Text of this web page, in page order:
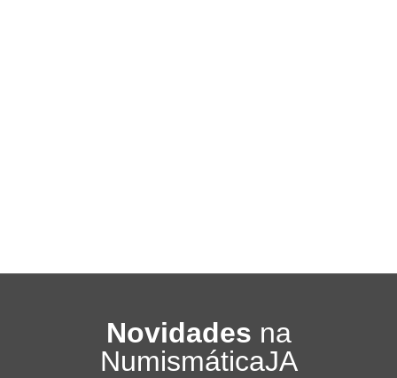
Novidades na
NumismáticaJA